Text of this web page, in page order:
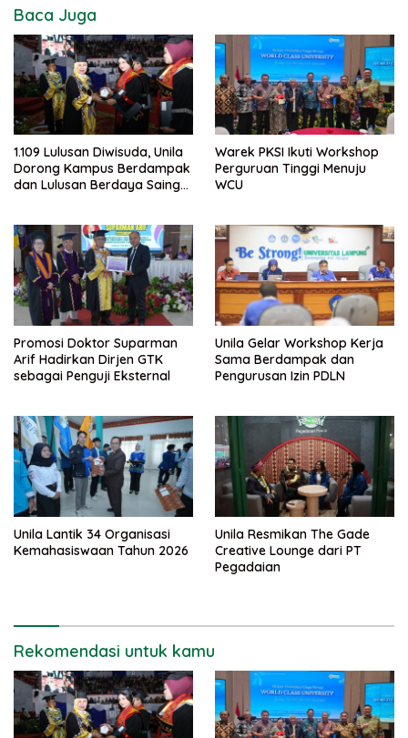
Baca Juga
1.109 Lulusan Diwisuda, Unila
Dorong Kampus Berdampak
dan Lulusan Berdaya Saing
Warek PKSI Ikuti Workshop
Perguruan Tinggi Menuju
WCU
Promosi Doktor Suparman
Arif Hadirkan Dirjen GTK
sebagai Penguji Eksternal
Unila Gelar Workshop Kerja
Sama Berdampak dan
Pengurusan Izin PDLN
Unila Lantik 34 Organisasi
Kemahasiswaan Tahun 2026
Unila Resmikan The Gade
Creative Lounge dari PT
Pegadaian
Rekomendasi untuk kamu